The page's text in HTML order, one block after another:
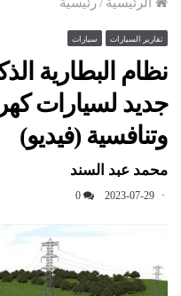
تقارير السيارات سيارات
نظام البطارية
جديد لسيارات
وتنافسية (فيديو)
محمد عبد السند
2023-07-29
0